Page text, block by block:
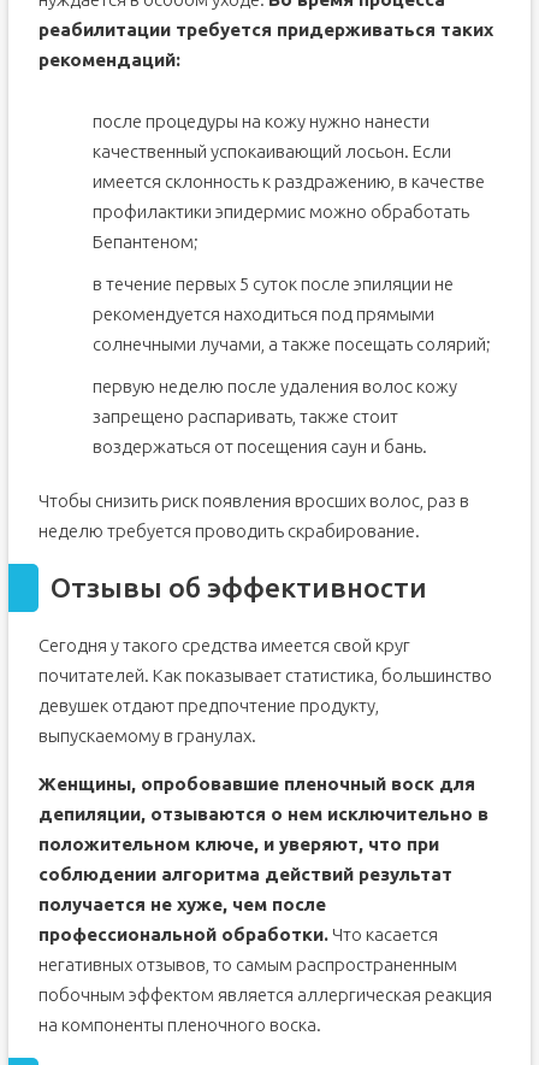
реабилитации требуется придерживаться таких
рекомендаций:
после процедуры на кожу нужно нанести
качественный успокаивающий лосьон. Если
имеется склонность к раздражению, в качестве
профилактики эпидермис можно обработать
Бепантеном;
в течение первых 5 суток после эпиляции не
рекомендуется находиться под прямыми
солнечными лучами, а также посещать солярий;
первую неделю после удаления волос кожу
запрещено распаривать, также стоит
воздержаться от посещения саун и бань.
Чтобы снизить риск появления вросших волос, раз в
неделю требуется проводить скрабирование.
Отзывы об эффективности
Сегодня у такого средства имеется свой круг
почитателей. Как показывает статистика, большинство
девушек отдают предпочтение продукту,
выпускаемому в гранулах.
Женщины, опробовавшие пленочный воск для
депиляции, отзываются о нем исключительно в
положительном ключе, и уверяют, что при
соблюдении алгоритма действий результат
получается не хуже, чем после
профессиональной обработки.Что касается
негативных отзывов, то самым распространенным
побочным эффектом является аллергическая реакция
на компоненты пленочного воска.